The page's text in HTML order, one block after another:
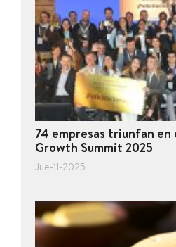
74 empresas triunfan en
Growth Summit 2025
Jue-11-2025